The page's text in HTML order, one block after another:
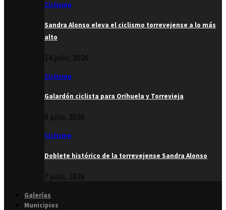
Ciclismo
Sandra Alonso eleva el ciclismo torrevejense a lo más
alto
14 julio, 2026
Ciclismo
Galardón ciclista para Orihuela y Torrevieja
8 julio, 2026
Ciclismo
Doblete histórico de la torrevejense Sandra Alonso
7 julio, 2026
Galerías
Municipios